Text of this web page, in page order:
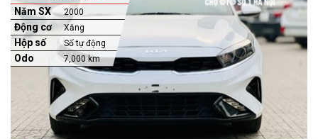
Năm SX 2000
Động cơ Xăng
Hộp số Số tự động
Odo 7,000 km